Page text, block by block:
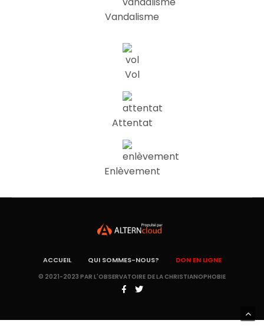
Vandalisme
Vol
Attentat
Enlèvement
ACCUEIL QUI SOMMES-NOUS? DON EN LIGNE
© 2021-2023 PAR L'OBSERVATOIRE DE LA CHRISTIANOPHOBIE